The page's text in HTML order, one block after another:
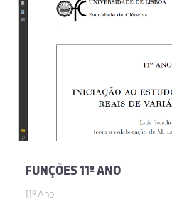
FUNÇÕES 11º ANO
11º Ano